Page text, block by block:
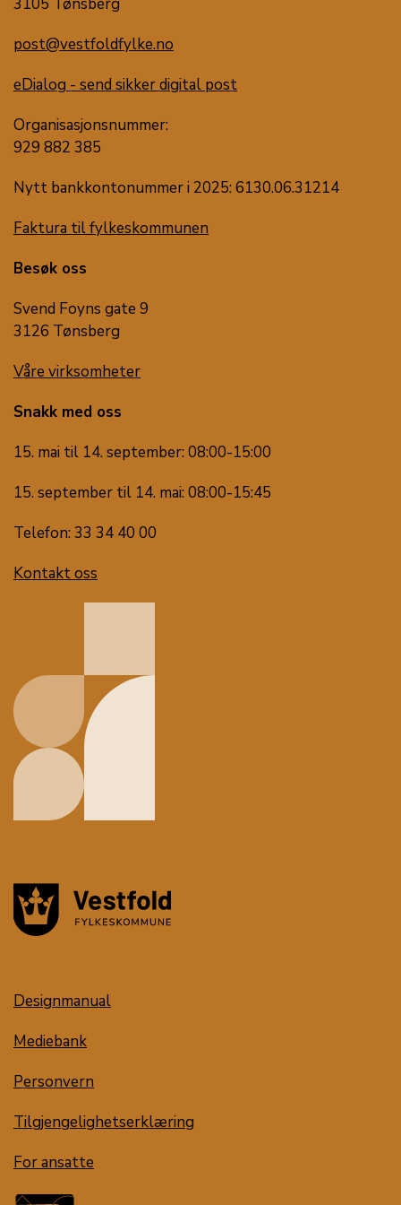
3105 Tønsberg
post@vestfoldfylke.no
eDialog - send sikker digital post
Organisasjonsnummer:
929 882 385
Nytt bankkontonummer i 2025: 6130.06.31214
Faktura til fylkeskommunen
Besøk oss
Svend Foyns gate 9
3126 Tønsberg
Våre virksomheter
Snakk med oss
15. mai til 14. september: 08:00-15:00
15. september til 14. mai: 08:00-15:45
Telefon: 33 34 40 00
Kontakt oss
Designmanual
Mediebank
Personvern
Tilgjengelighetserklæring
For ansatte